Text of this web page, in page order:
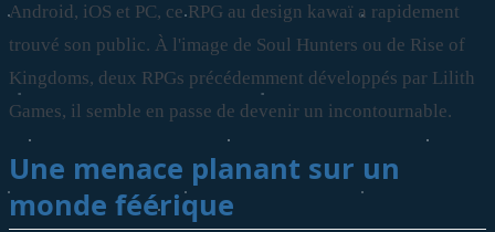
Android, iOS et PC, ce RPG au design kawaï a rapidement
trouvé son public. À l'image de Soul Hunters ou de Rise of
Kingdoms, deux RPGs précédemment développés par Lilith
Games, il semble en passe de devenir un incontournable.
Une menace planant sur un
monde féérique